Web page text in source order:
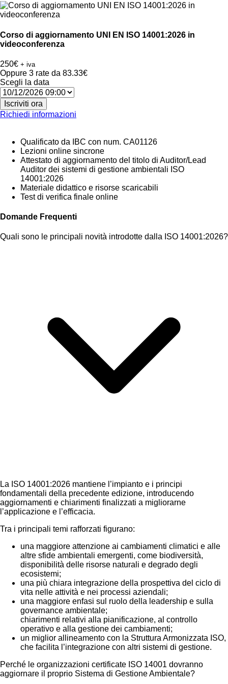
Corso di aggiornamento UNI EN ISO 14001:2026 in
videoconferenza
250€ + iva
Oppure 3 rate da 83.33€
Scegli la data
Iscriviti ora
Richiedi informazioni
Qualificato da IBC con num. CA01126
Lezioni online sincrone
Attestato di aggiornamento del titolo di Auditor/Lead
Auditor dei sistemi di gestione ambientali ISO
14001:2026
Materiale didattico e risorse scaricabili
Test di verifica finale online
Domande Frequenti
Quali sono le principali novità introdotte dalla ISO 14001:2026?
La ISO 14001:2026 mantiene l’impianto e i principi
fondamentali della precedente edizione, introducendo
aggiornamenti e chiarimenti finalizzati a migliorarne
l’applicazione e l’efficacia.
Tra i principali temi rafforzati figurano:
una maggiore attenzione ai cambiamenti climatici e alle
altre sfide ambientali emergenti, come biodiversità,
disponibilità delle risorse naturali e degrado degli
ecosistemi;
una più chiara integrazione della prospettiva del ciclo di
vita nelle attività e nei processi aziendali;
una maggiore enfasi sul ruolo della leadership e sulla
governance ambientale;
chiarimenti relativi alla pianificazione, al controllo
operativo e alla gestione dei cambiamenti;
un miglior allineamento con la Struttura Armonizzata ISO,
che facilita l’integrazione con altri sistemi di gestione.
Perché le organizzazioni certificate ISO 14001 dovranno
aggiornare il proprio Sistema di Gestione Ambientale?